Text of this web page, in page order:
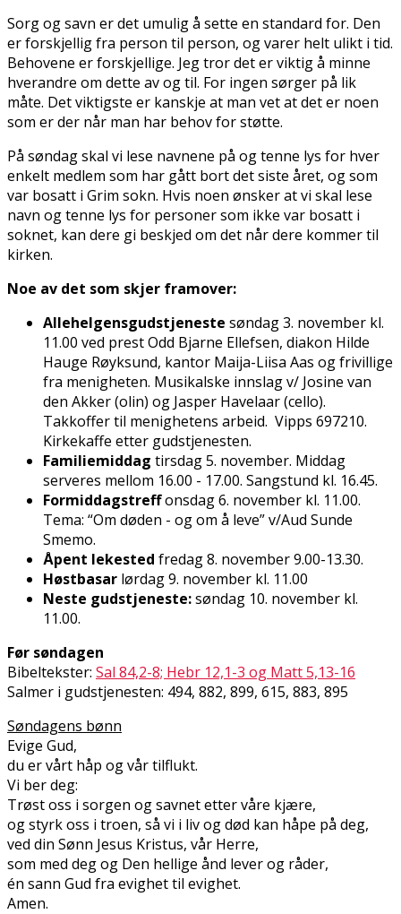
Sorg og savn er det umulig å sette en standard for. Den
er forskjellig fra person til person, og varer helt ulikt i tid.
Behovene er forskjellige. Jeg tror det er viktig å minne
hverandre om dette av og til. For ingen sørger på lik
måte. Det viktigste er kanskje at man vet at det er noen
som er der når man har behov for støtte.
På søndag skal vi lese navnene på og tenne lys for hver
enkelt medlem som har gått bort det siste året, og som
var bosatt i Grim sokn. Hvis noen ønsker at vi skal lese
navn og tenne lys for personer som ikke var bosatt i
soknet, kan dere gi beskjed om det når dere kommer til
kirken.
Noe av det som skjer framover:
Allehelgensgudstjeneste søndag 3. november kl.
11.00 ved prest Odd Bjarne Ellefsen, diakon Hilde
Hauge Røyksund, kantor Maija-Liisa Aas og frivillige
fra menigheten. Musikalske innslag v/ Josine van
den Akker (fiolin) og Jasper Havelaar (cello).
Takkoffer til menighetens arbeid. Vipps 697210.
Kirkekaffe etter gudstjenesten.
Familiemiddag tirsdag 5. november. Middag
serveres mellom 16.00 - 17.00. Sangstund kl. 16.45.
Formiddagstreffonsdag 6. november kl. 11.00.
Tema: “Om døden - og om å leve” v/Aud Sunde
Smemo.
Åpent lekested fredag 8. november 9.00-13.30.
Høstbasar lørdag 9. november kl. 11.00
Neste gudstjeneste:søndag 10. november kl.
11.00.
Før søndagen
Bibeltekster: Sal 84,2-8; Hebr 12,1-3 og Matt 5,13-16
Salmer i gudstjenesten: 494, 882, 899, 615, 883, 895
Søndagens bønn
Evige Gud,
du er vårt håp og vår tilflukt.
Vi ber deg:
Trøst oss i sorgen og savnet etter våre kjære,
og styrk oss i troen, så vi i liv og død kan håpe på deg,
ved din Sønn Jesus Kristus, vår Herre,
som med deg og Den hellige ånd lever og råder,
én sann Gud fra evighet til evighet.
Amen.